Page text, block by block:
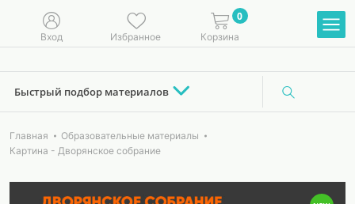
Вход Избранное
0
Корзина
Быстрый подбор материалов
Главная
Образовательные материалы
Картина - Дворянское собрание